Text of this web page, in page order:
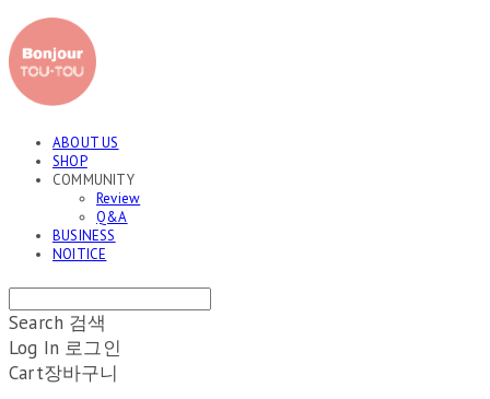
ABOUT US
SHOP
COMMUNITY
Review
Q&A
BUSINESS
NOITICE
Search 검색
Log In 로그인
Cart장바구니